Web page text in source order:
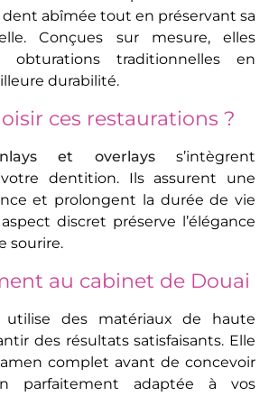
abîmée tout en préservant sa
Conçues sur mesure, elles
obturations traditionnelles en
durabilité.
ces restaurations ?
et overlayss’intègrent
dentition. Ils assurent une
et prolongent la durée de vie
discret préserve l’élégance
sourire.
au cabinet de Douai
des matériaux de haute
des résultats satisfaisants. Elle
complet avant de concevoir
parfaitement adaptée à vos